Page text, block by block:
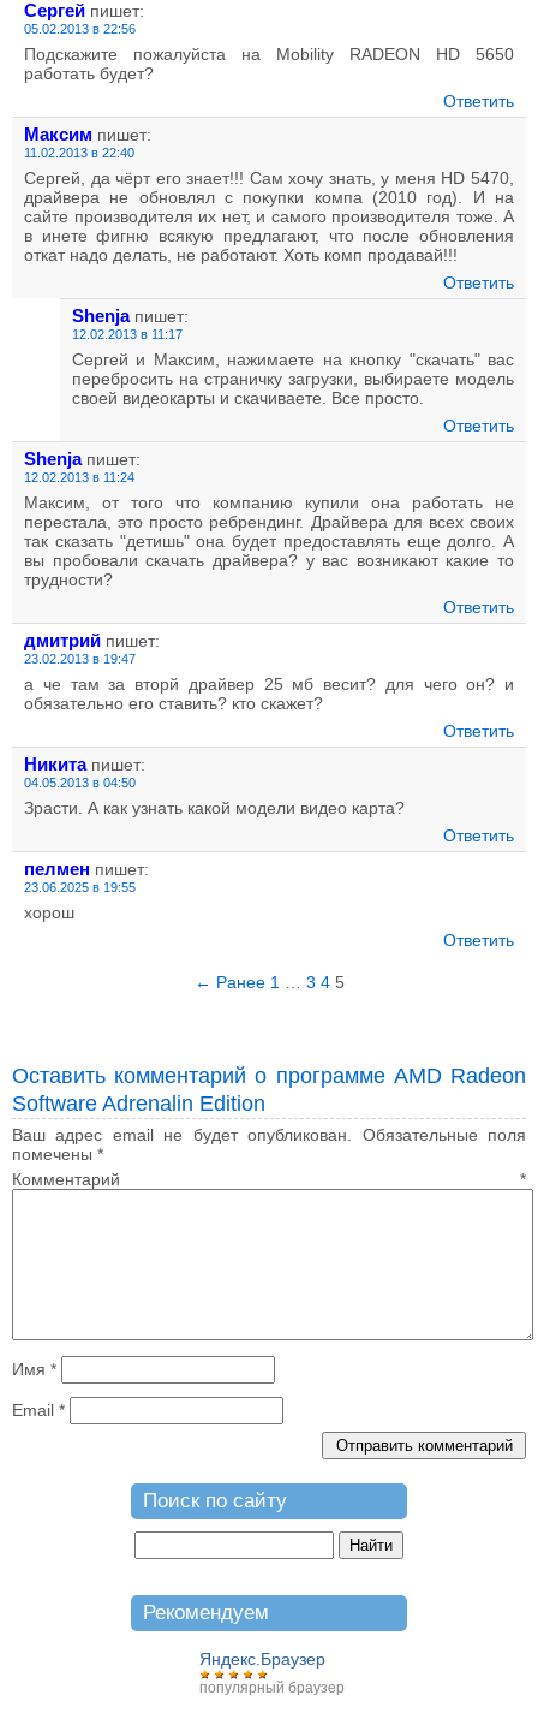
Сергей пишет:
05.02.2013 в 22:56
Подскажите пожалуйста на Mobility RADEON HD 5650
работать будет?
Ответить
Максим пишет:
11.02.2013 в 22:40
Сергей, да чёрт его знает!!! Сам хочу знать, у меня HD 5470,
драйвера не обновлял с покупки компа (2010 год). И на
сайте производителя их нет, и самого производителя тоже. А
в инете фигню всякую предлагают, что после обновления
откат надо делать, не работают. Хоть комп продавай!!!
Ответить
Shenja пишет:
12.02.2013 в 11:17
Сергей и Максим, нажимаете на кнопку "скачать" вас
перебросить на страничку загрузки, выбираете модель
своей видеокарты и скачиваете. Все просто.
Ответить
Shenja пишет:
12.02.2013 в 11:24
Максим, от того что компанию купили она работать не
перестала, это просто ребрендинг. Драйвера для всех своих
так сказать "детишь" она будет предоставлять еще долго. А
вы пробовали скачать драйвера? у вас возникают какие то
трудности?
Ответить
дмитрий пишет:
23.02.2013 в 19:47
а че там за вторй драйвер 25 мб весит? для чего он? и
обязательно его ставить? кто скажет?
Ответить
Никита пишет:
04.05.2013 в 04:50
Зрасти. А как узнать какой модели видео карта?
Ответить
пелмен пишет:
23.06.2025 в 19:55
хорош
Ответить
← Ранее 1 3 4 5
Оставить комментарий о программе AMD Radeon
Software Adrenalin Edition
Ваш адрес email не будет опубликован.
Обязательные поля
помечены *
Комментарий *
Имя *
Email *
Поиск по сайту
Рекомендуем
Яндекс.Браузер
популярный браузер